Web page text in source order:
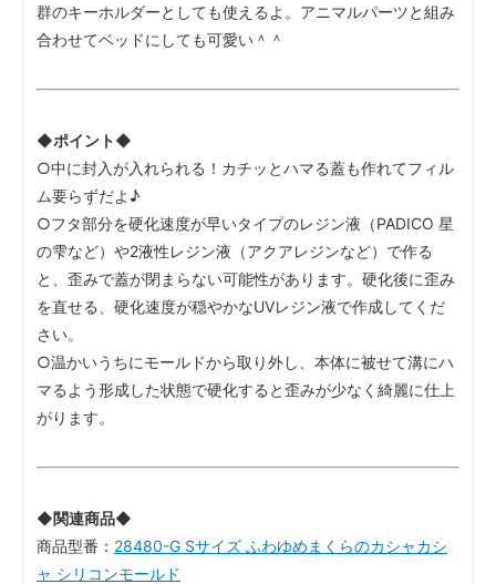
群のキーホルダーとしても使えるよ。アニマルパーツと組み
合わせてベッドにしても可愛い＾＾
◆ポイント◆
○中に封入が入れられる！カチッとハマる蓋も作れてフィル
ム要らずだよ♪
○フタ部分を硬化速度が早いタイプのレジン液（PADICO 星
の雫など）や2液性レジン液（アクアレジンなど）で作る
と、歪みで蓋が閉まらない可能性があります。硬化後に歪み
を直せる、硬化速度が穏やかなUVレジン液で作成してくだ
さい。
○温かいうちにモールドから取り外し、本体に被せて溝にハ
マるよう形成した状態で硬化すると歪みが少なく綺麗に仕上
がります。
◆関連商品◆
商品型番： 28480-G Sサイズ ふわゆめまくらのカシャカシ
ャ シリコンモールド